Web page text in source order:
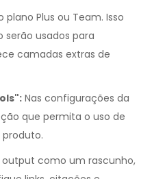
plano Plus ou Team. Isso
serão usados para
camadas extras de
Nas configurações da
que permita o uso de
output como um rascunho,